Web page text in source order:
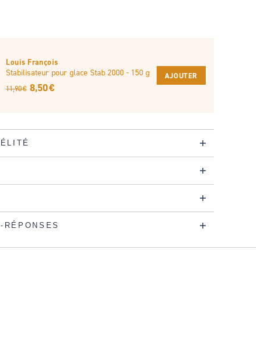
Louis François
Stabilisateur pour glace Stab 2000 - 150 g
11,90 € 8,50 €
AJOUTER
RÉPONSES